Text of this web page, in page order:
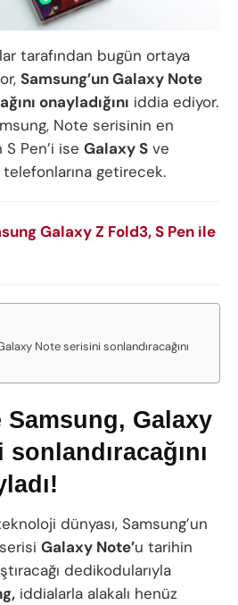
tarafından bugün ortaya
Samsung’un Galaxy Note
onayladığını iddia ediyor.
Note serisinin en
S Pen’i ise Galaxy S ve
telefonlarına getirecek.
Galaxy Z Fold3, S Pen ile
Note serisini sonlandıracağını
Galaxy
dünyası, Samsung’un
Galaxy Note’u tarihin
dedikodularıyla
iddialarla alakalı henüz